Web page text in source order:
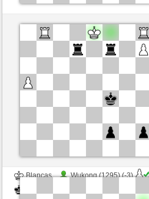
Negras
TrojanHorse (1128) (+6)
Blancas
Ottfried (1267) (-6)
Esta partida es por puntos
Blancas
Wukong (1295) (-3)